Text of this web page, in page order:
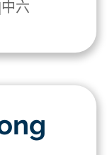
|中六